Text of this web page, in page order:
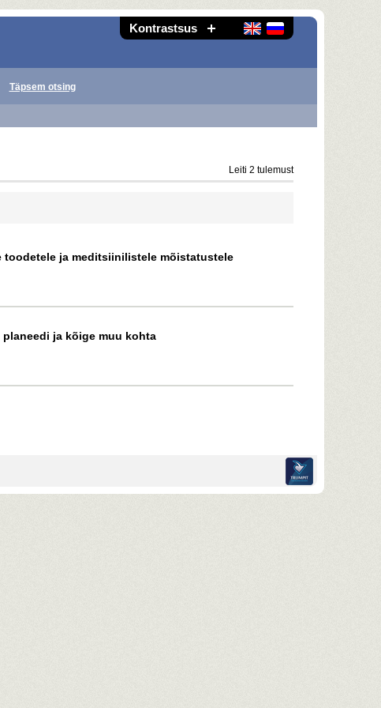
Kontrastsus
Täpsem otsing
Leiti 2 tulemust
toodetele ja meditsiinilistele mõistatustele
ja kõige muu kohta